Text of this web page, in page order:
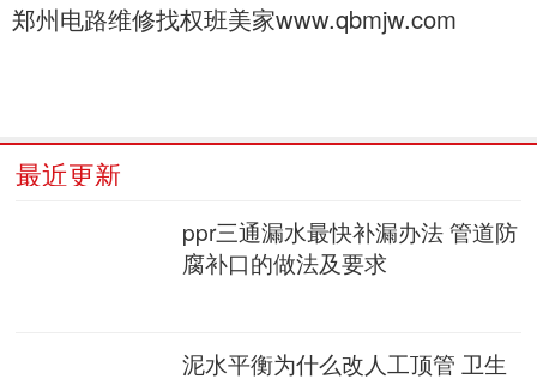
郑州电路维修找权班美家www.qbmjw.com
最近更新
ppr三通漏水最快补漏办法 管道防
腐补口的做法及要求
泥水平衡为什么改人工顶管 卫生